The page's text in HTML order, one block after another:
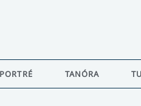
PORTRÉ TANÓRA